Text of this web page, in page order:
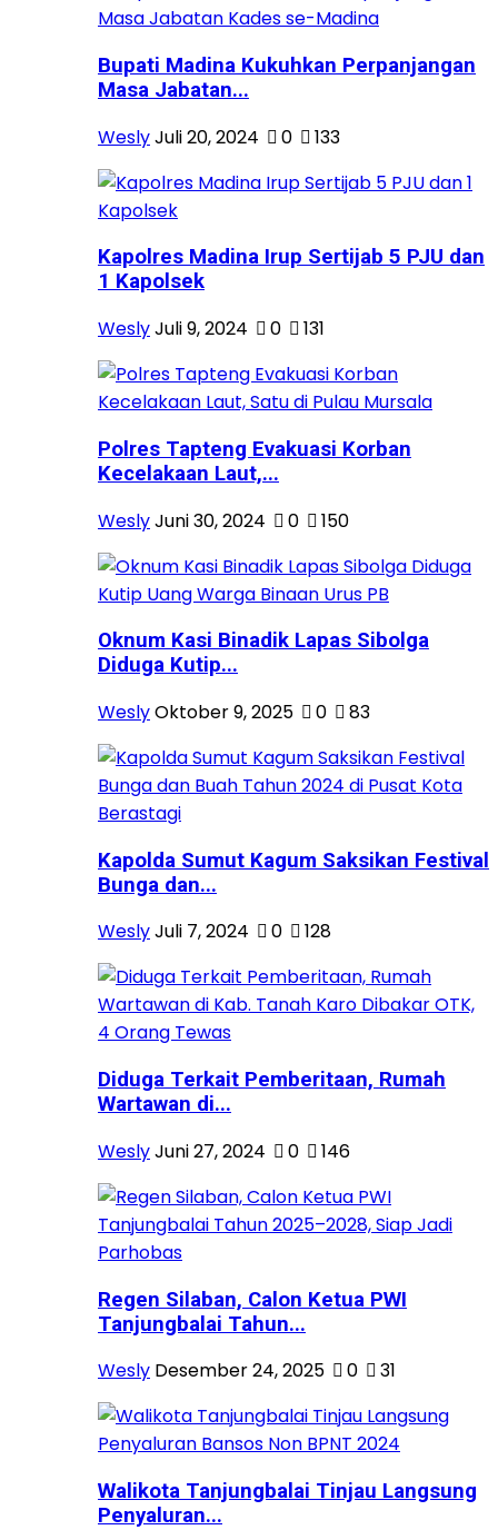
Bupati Madina Kukuhkan Perpanjangan
Masa Jabatan...
WeslyJuli 20, 2024 0 133
Kapolres Madina Irup Sertijab 5 PJU dan
1 Kapolsek
WeslyJuli 9, 2024 0 131
Polres Tapteng Evakuasi Korban
Kecelakaan Laut,...
WeslyJuni 30, 2024 0 150
Oknum Kasi Binadik Lapas Sibolga
Diduga Kutip...
WeslyOktober 9, 2025 0 83
Kapolda Sumut Kagum Saksikan Festival
Bunga dan...
WeslyJuli 7, 2024 0 128
Diduga Terkait Pemberitaan, Rumah
Wartawan di...
WeslyJuni 27, 2024 0 146
Regen Silaban, Calon Ketua PWI
Tanjungbalai Tahun...
Wesly Desember 24, 2025 0 31
Walikota Tanjungbalai Tinjau Langsung
Penyaluran...